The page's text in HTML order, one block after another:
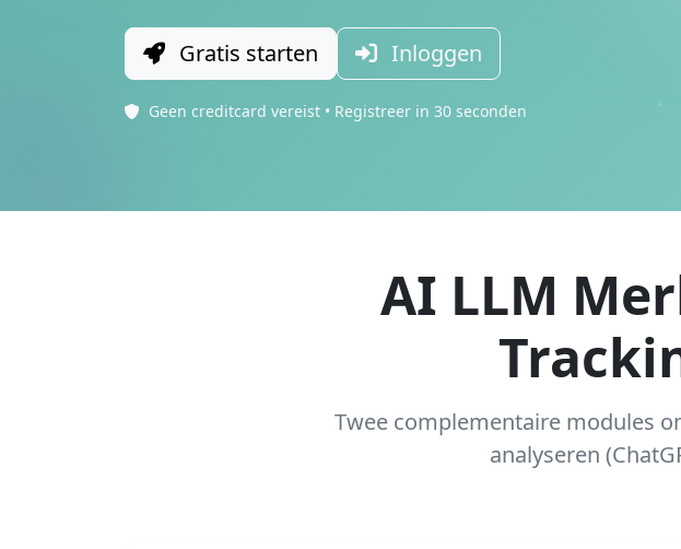
Gratis starten Inloggen
Geen creditcard vereist • Registreer in 30 seconden
AI LLM
Twee complementaire modules
analyseren